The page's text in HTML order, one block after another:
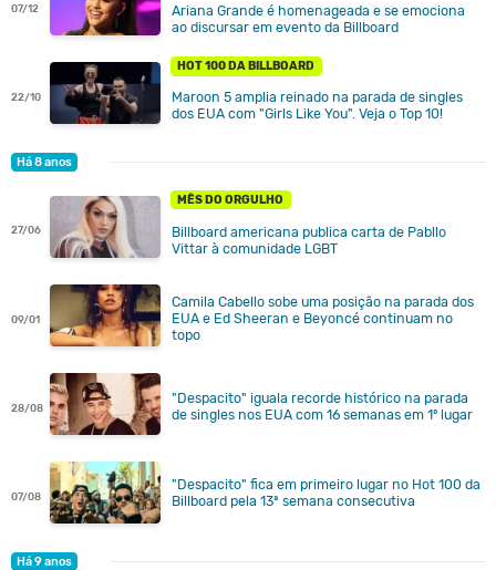
07/12
Ariana Grande é homenageada e se emociona
ao discursar em evento da Billboard
22/10
HOT 100 DA BILLBOARD
Maroon 5 amplia reinado na parada de singles
dos EUA com "Girls Like You". Veja o Top 10!
Há 8 anos
27/06
MÊS DO ORGULHO
Billboard americana publica carta de Pabllo
Vittar à comunidade LGBT
09/01
Camila Cabello sobe uma posição na parada dos
EUA e Ed Sheeran e Beyoncé continuam no
topo
28/08
"Despacito" iguala recorde histórico na parada
de singles nos EUA com 16 semanas em 1º lugar
07/08
"Despacito" fica em primeiro lugar no Hot 100 da
Billboard pela 13ª semana consecutiva
Há 9 anos